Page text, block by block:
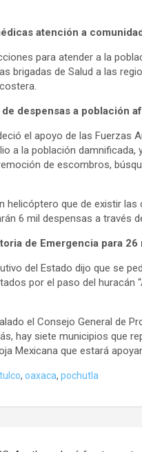
atención a
para atender a la
brigadas de Salud a las
despensas a población
el apoyo de las Fuerzas
a la población
de escombros,
helicóptero que de existir
6 mil despensas a través
de Emergencia para
del Estado dijo que se
por el paso del huracán
el Consejo General de
hay siete municipios que
Mexicana que estará
, oaxaca, pochutla